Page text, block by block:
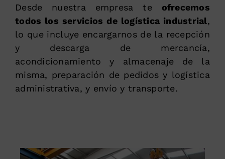
Desde nuestra empresa te ofrecemos
todos los servicios de logística industrial,
lo que incluye encargarnos de la recepción
y descarga de mercancía,
acondicionamiento y almacenaje de la
misma, preparación de pedidos y logística
administrativa, y envío y transporte.